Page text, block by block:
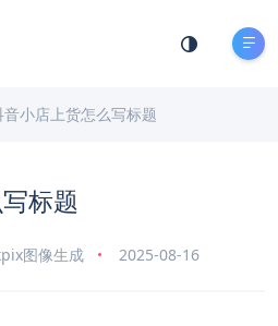
音小店上货怎么写标题
标题
图像生成
2025-08-16